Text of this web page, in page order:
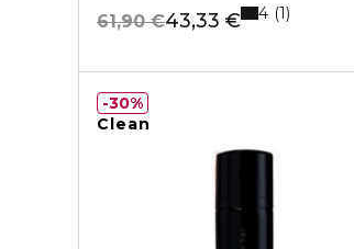
43,33 €
61,90 € 4 1
Clean
30%